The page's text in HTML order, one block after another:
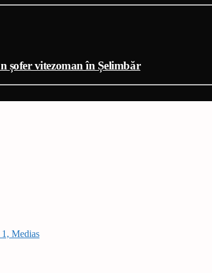
șofer vitezoman în Șelimbăr
Medias